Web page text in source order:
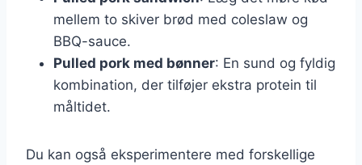
mellem to skiver brød med coleslaw og
BBQ-sauce.
Pulled pork med bønner: En sund og fyldig
kombination, der tilføjer ekstra protein til
måltidet.
Du kan også eksperimentere med forskellige